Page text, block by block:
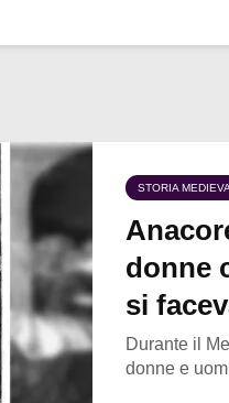
STORIA
donne
si
Durante il
donne e